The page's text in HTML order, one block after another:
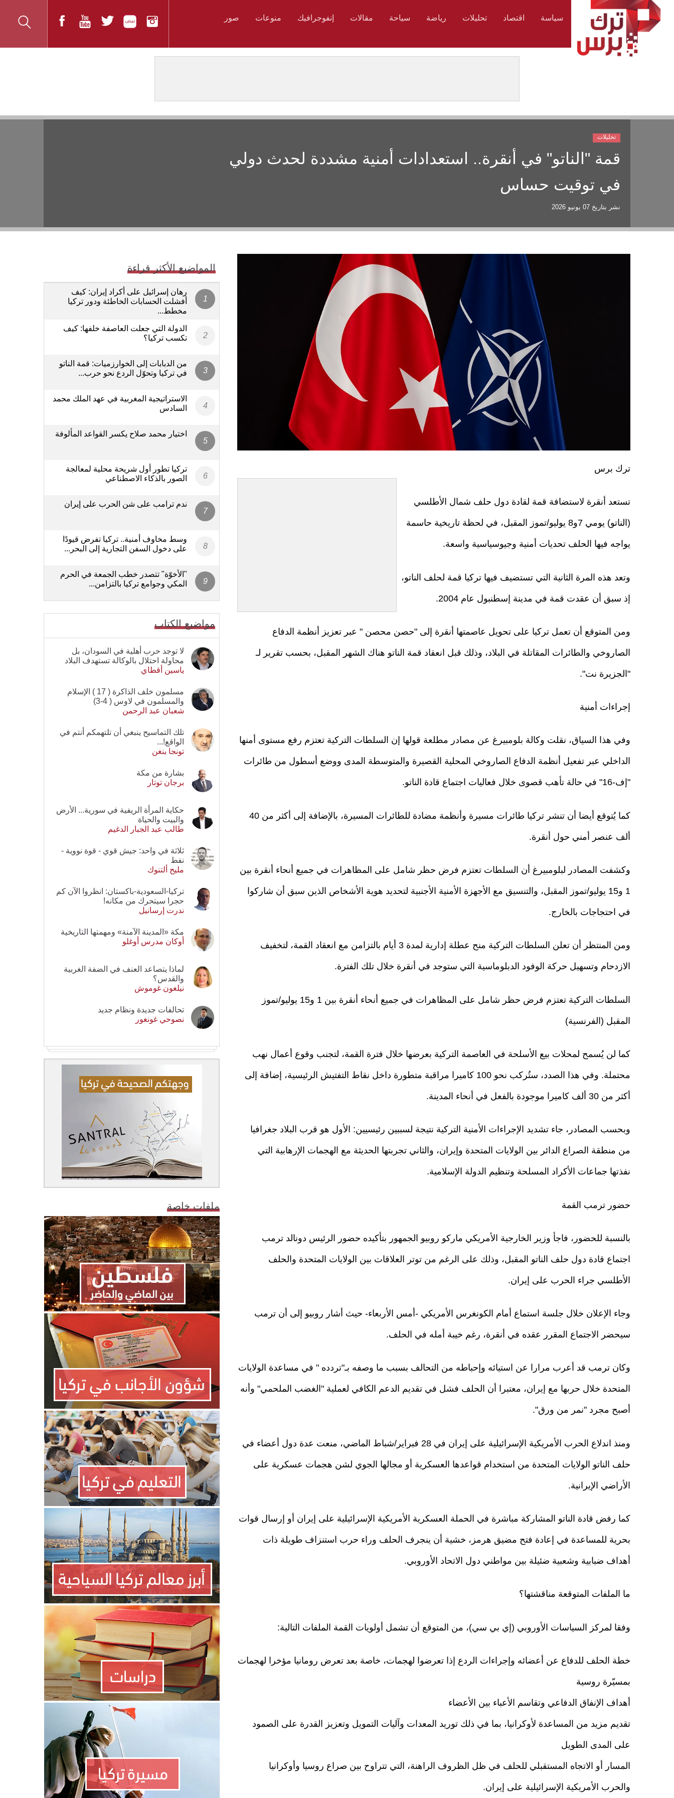
سياسة اقتصاد تحليلات رياضة سياحة مقالات إنفوجرافيك منوعات صور
قمة "الناتو" في أنقرة.. استعدادات أمنية مشددة لحدث دولي
في توقيت حساس
نشر بتاريخ 07 يونيو 2026
تحليلات
ترك برس
تستعد أنقرة لاستضافة قمة لقادة دول حلف شمال الأطلسي
(الناتو) يومي 7و8 يوليو/تموز المقبل، في لحظة تاريخية حاسمة
يواجه فيها الحلف تحديات أمنية وجيوسياسية واسعة.
وتعد هذه المرة الثانية التي تستضيف فيها تركيا قمة لحلف الناتو،
إذ سبق أن عقدت قمة في مدينة إسطنبول عام 2004.
ومن المتوقع أن تعمل تركيا على تحويل عاصمتها أنقرة إلى "حصن محصن " عبر تعزيز أنظمة الدفاع
الصاروخي والطائرات المقاتلة في البلاد، وذلك قبل انعقاد قمة الناتو هناك الشهر المقبل، بحسب تقرير لـ
"الجزيرة نت".
إجراءات أمنية
وفي هذا السياق، نقلت وكالة بلومبيرغ عن مصادر مطلعة قولها إن السلطات التركية تعتزم رفع مستوى أمنها
الداخلي عبر تفعيل أنظمة الدفاع الصاروخي المحلية القصيرة والمتوسطة المدى ووضع أسطول من طائرات
"إف-16" في حالة تأهب قصوى خلال فعاليات اجتماع قادة الناتو.
كما يُتوقع أيضا أن تنشر تركيا طائرات مسيرة وأنظمة مضادة للطائرات المسيرة، بالإضافة إلى أكثر من 40
ألف عنصر أمني حول أنقرة.
وكشفت المصادر لبلومبيرغ أن السلطات تعتزم فرض حظر شامل على المظاهرات في جميع أنحاء أنقرة بين
1 و15 يوليو/تموز المقبل، والتنسيق مع الأجهزة الأمنية الأجنبية لتحديد هوية الأشخاص الذين سبق أن شاركوا
في احتجاجات بالخارج.
ومن المنتظر أن تعلن السلطات التركية منح عطلة إدارية لمدة 3 أيام بالتزامن مع انعقاد القمة، لتخفيف
الازدحام وتسهيل حركة الوفود الدبلوماسية التي ستوجد في أنقرة خلال تلك الفترة.
السلطات التركية تعتزم فرض حظر شامل على المظاهرات في جميع أنحاء أنقرة بين 1 و15 يوليو/تموز
المقبل (الفرنسية)
كما لن يُسمح لمحلات بيع الأسلحة في العاصمة التركية بعرضها خلال فترة القمة، لتجنب وقوع أعمال نهب
محتملة. وفي هذا الصدد، ستُركب نحو 100 كاميرا مراقبة متطورة داخل نقاط التفتيش الرئيسية، إضافة إلى
أكثر من 30 ألف كاميرا موجودة بالفعل في أنحاء المدينة.
وبحسب المصادر، جاء تشديد الإجراءات الأمنية التركية نتيجة لسببين رئيسيين: الأول هو قرب البلاد جغرافيا
من منطقة الصراع الدائر بين الولايات المتحدة وإيران، والثاني تجربتها الحديثة مع الهجمات الإرهابية التي
نفذتها جماعات الأكراد المسلحة وتنظيم الدولة الإسلامية.
حضور ترمب القمة
بالنسبة للحضور، فاجأ وزير الخارجية الأمريكي ماركو روبيو الجمهور بتأكيده حضور الرئيس دونالد ترمب
اجتماع قادة دول حلف الناتو المقبل، وذلك على الرغم من توتر العلاقات بين الولايات المتحدة والحلف
الأطلسي جراء الحرب على إيران.
وجاء الإعلان خلال جلسة استماع أمام الكونغرس الأمريكي -أمس الأربعاء- حيث أشار روبيو إلى أن ترمب
سيحضر الاجتماع المقرر عقده في أنقرة، رغم خيبة أمله في الحلف.
وكان ترمب قد أعرب مرارا عن استيائه وإحباطه من التحالف بسبب ما وصفه بـ"تردده " في مساعدة الولايات
المتحدة خلال حربها مع إيران، معتبرا أن الحلف فشل في تقديم الدعم الكافي لعملية "الغضب الملحمي" وأنه
أصبح مجرد "نمر من ورق".
ومنذ اندلاع الحرب الأمريكية الإسرائيلية على إيران في 28 فبراير/شباط الماضي، منعت عدة دول أعضاء في
حلف الناتو الولايات المتحدة من استخدام قواعدها العسكرية أو مجالها الجوي لشن هجمات عسكرية على
الأراضي الإيرانية.
كما رفض قادة الناتو المشاركة مباشرة في الحملة العسكرية الأمريكية الإسرائيلية على إيران أو إرسال قوات
بحرية للمساعدة في إعادة فتح مضيق هرمز، خشية أن ينجرف الحلف وراء حرب استنزاف طويلة ذات
أهداف ضبابية وشعبية ضئيلة بين مواطني دول الاتحاد الأوروبي.
ما الملفات المتوقعة مناقشتها؟
وفقا لمركز السياسات الأوروبي (إي بي سي)، من المتوقع أن تشمل أولويات القمة الملفات التالية:
خطة الحلف للدفاع عن أعضائه وإجراءات الردع إذا تعرضوا لهجمات، خاصة بعد تعرض رومانيا مؤخرا لهجمات
بمسيّرة روسية
أهداف الإنفاق الدفاعي وتقاسم الأعباء بين الأعضاء
تقديم مزيد من المساعدة لأوكرانيا، بما في ذلك توريد المعدات وآليات التمويل وتعزيز القدرة على الصمود
على المدى الطويل
المسار أو الاتجاه المستقبلي للحلف في ظل الظروف الراهنة، التي تتراوح بين صراع روسيا وأوكرانيا
والحرب الأمريكية الإسرائيلية على إيران.
المواضيع الأكثر قراءة
رهان إسرائيل على أكراد إيران: كيف
أفشلت الحسابات الخاطئة ودور تركيا
مخطط...
الدولة التي جعلت العاصفة خلفها: كيف
تكسب تركيا؟
من الدبابات إلى الخوارزميات: قمة الناتو
في تركيا وتحوّل الردع نحو حرب...
الاستراتيجية المغربية في عهد الملك محمد
السادس
اختيار محمد صلاح يكسر القواعد المألوفة
تركيا تطور أول شريحة محلية لمعالجة
الصور بالذكاء الاصطناعي
ندم ترامب على شن الحرب على إيران
وسط مخاوف أمنية.. تركيا تفرض قيودًا
على دخول السفن التجارية إلى البحر...
"الأخوّة" تتصدر خطب الجمعة في الحرم
المكي وجوامع تركيا بالتزامن...
مواضيع الكتاب
لا توجد حرب أهلية في السودان، بل
محاولة احتلال بالوكالة تستهدف البلاد
ياسين أقطاي
مسلمون خلف الذاكرة ( 17 ) الإسلام
والمسلمون في لاوس ( 4-3)
شعبان عبد الرحمن
تلك التماسيح ينبغي أن تلتهمكم أنتم في
الواقع!...
تونجا بنغن
بشارة من مكة
برجان توتار
حكاية المرأة الريفية في سورية... الأرض
والبيت والحياة
طالب عبد الجبار الدغيم
ثلاثة في واحد: جيش قوي - قوة نووية -
نفط
مليح ألتنوك
تركيا-السعودية-باكستان: انظروا الآن كم
حجرا سيتحرك من مكانه!
ندرت إرسانيل
مكة «المدينة الآمنة» ومهمتها التاريخية
أوكان مدرس أوغلو
لماذا يتصاعد العنف في الضفة الغربية
والقدس؟
نيلغون غوموش
تحالفات جديدة ونظام جديد
نصوحي غونغور
ملفات خاصة